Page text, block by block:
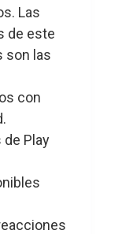
Las
de este
son las
con
de Play